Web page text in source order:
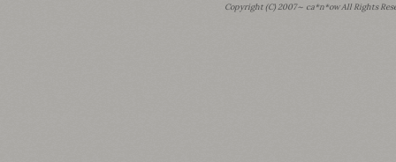
Copyright (C) 2007～ ca*n*ow All Rights